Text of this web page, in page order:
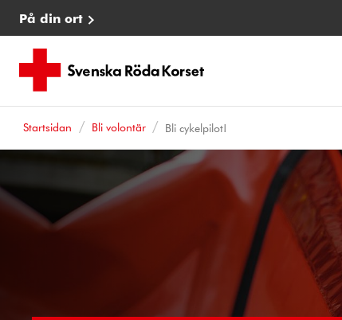
På din ort
Startsidan Bli volontär Bli cykelpilot!